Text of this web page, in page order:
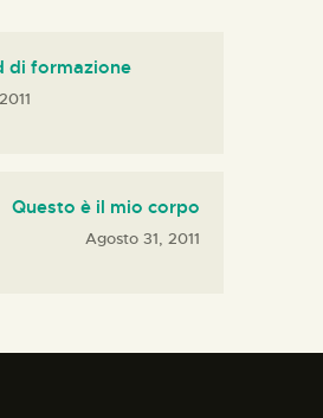
di formazione
Questo è il mio corpo
Agosto 31, 2011